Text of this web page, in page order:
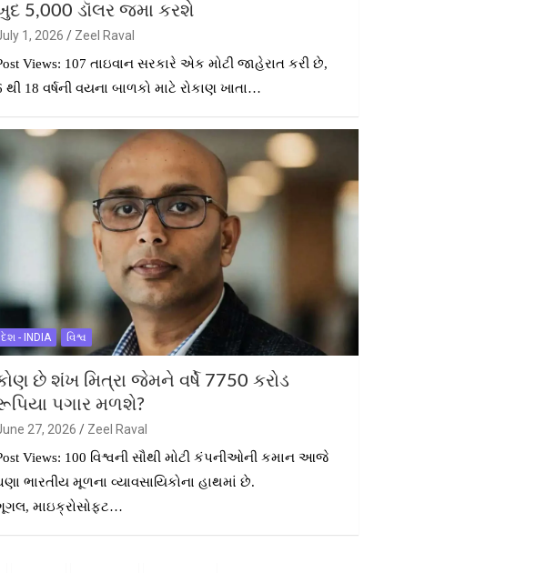
5,000 ડૉલર જમા કરશે
1, 2026
Zeel Raval
Views: 107 તાઇવાન સરકારે એક મોટી જાહેરાત કરી છે,
થી 18 વર્ષની વયના બાળકો માટે રોકાણ ખાતા…
દેશ - INDIA વિશ્વ
છે શંખ મિત્રા જેમને વર્ષે 7750 કરોડ
પગાર મળશે?
27, 2026
Zeel Raval
Views: 100 વિશ્વની સૌથી મોટી કંપનીઓની કમાન આજે
ભારતીય મૂળના વ્યાવસાયિકોના હાથમાં છે.
માઇક્રોસોફ્ટ…